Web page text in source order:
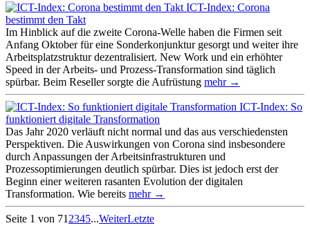
ICT-Index: Corona
bestimmt den Takt
Im Hinblick auf die zweite Corona-Welle haben die Firmen seit
Anfang Oktober für eine Sonderkonjunktur gesorgt und weiter ihre
Arbeitsplatzstruktur dezentralisiert. New Work und ein erhöhter
Speed in der Arbeits- und Prozess-Transformation sind täglich
spürbar. Beim Reseller sorgte die Aufrüstung mehr →
ICT-Index: So
funktioniert digitale Transformation
Das Jahr 2020 verläuft nicht normal und das aus verschiedensten
Perspektiven. Die Auswirkungen von Corona sind insbesondere
durch Anpassungen der Arbeitsinfrastrukturen und
Prozessoptimierungen deutlich spürbar. Dies ist jedoch erst der
Beginn einer weiteren rasanten Evolution der digitalen
Transformation. Wie bereits mehr →
Seite 1 von 71 2345...WeiterLetzte